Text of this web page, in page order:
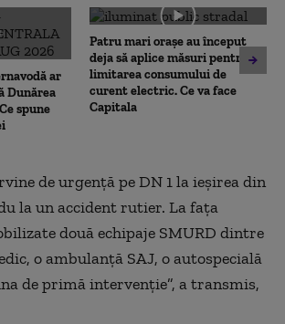
ar
Dunărea
spune
Patru mari orașe au început
deja să aplice măsuri pentru
limitarea consumului de
curent electric. Ce va face
Capitala
de urgenţă pe DN 1 la ieşirea din
la un accident rutier. La faţa
două echipaje SMURD dintre
o ambulanţă SAJ, o autospecială
de primă intervenţie”, a transmis,